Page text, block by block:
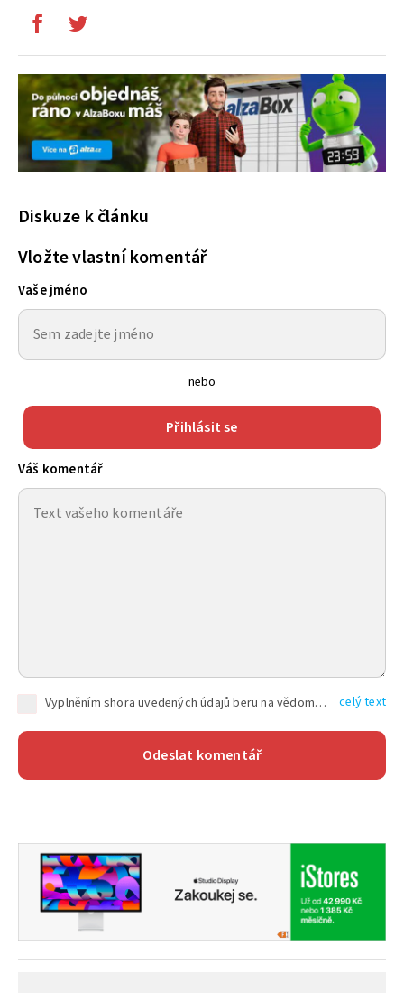
Diskuze k článku
Vložte vlastní komentář
Vaše jméno
nebo
Přihlásit se
Váš komentář
Vyplněním shora uvedených údajů beru na vědomí, že společnost TEXT FACTORY s.r.o., sídlem Brno, Durďákova 336/29, Černá Pole, PSČ: 613 00, IČ: 06157831, zapsané u Krajského soudu v Brně, oddíl C, vložka 100399, bude zpracovávat mé osobní údaje uvedené v rámci mnou vyplněného registračního formuláře na základě oprávněných zájmů TEXT FACTORY s.r.o. dle čl. 6 odst. 1 písm. f) GDPR a pro splnění právních povinností (čl. 6 odst. 1 písm. c) GDPR), a to pro tyto účely: nezbytnost zajistit oprávnění návštěvníka webových stránek provozovaných společností TEXT FACTORY s.r.o. přispívat aktivně ke zveřejněným článkům nebo v rámci diskusních fór a výkon práv TEXT FACTORY s.r.o. jako administrátora těchto diskusních fór. Více informací o zpracování osobních údajů a právech lze nalézt v celý text